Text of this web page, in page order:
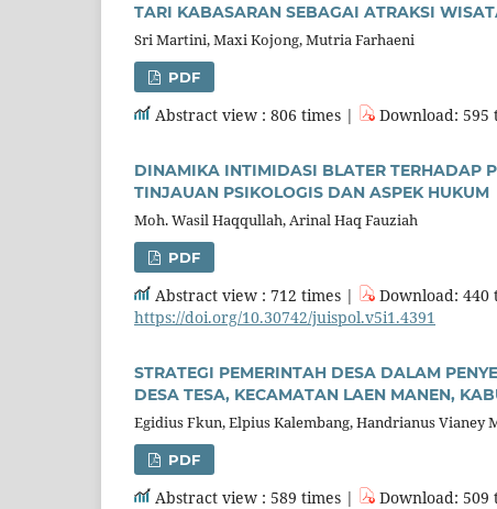
TARI KABASARAN SEBAGAI ATRAKSI
Sri Martini, Maxi Kojong, Mutria Farhaeni
PDF
Abstract view : 806 times | Download: 595
DINAMIKA INTIMIDASI BLATER TERHADAP
TINJAUAN PSIKOLOGIS DAN ASPEK HUKUM
Moh. Wasil Haqqullah, Arinal Haq Fauziah
PDF
Abstract view : 712 times | Download:
https://doi.org/10.30742/juispol.v5i1.4391
STRATEGI PEMERINTAH DESA DALAM
DESA TESA, KECAMATAN LAEN MANEN,
Egidius Fkun, Elpius Kalembang, Handrianus Vianey
PDF
Abstract view : 589 times | Download: 509